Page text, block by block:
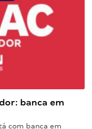
banca em
com banca em